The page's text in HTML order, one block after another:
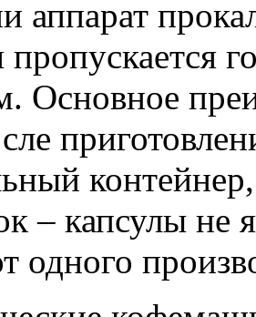
аппарат
пропускается
Основное
– капсулы не
одного